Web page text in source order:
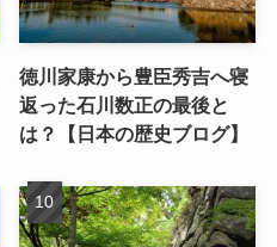
徳川家康から豊臣秀吉へ寝
返った石川数正の最後と
は？【日本の歴史ブログ】